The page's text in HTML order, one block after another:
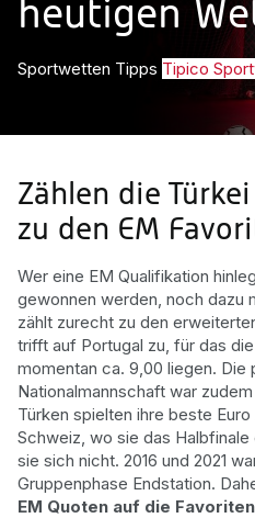
heutigen
Sportwetten Tipps Tipico
Zählen die
zu den EM
Wer eine EM Qualifikation
gewonnen werden, noch dazu
zählt zurecht zu den
trifft auf Portugal zu, für das
momentan ca. 9,00 liegen. Die
Nationalmannschaft war zudem
Türken spielten ihre beste
Schweiz, wo sie das
sie sich nicht. 2016 und 2021
Gruppenphase Endstation.
EM Quoten auf die Favoriten